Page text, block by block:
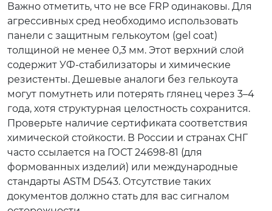
Важно отметить, что не все FRP одинаковы. Для
агрессивных сред необходимо использовать
панели с защитным гелькоутом (gel coat)
толщиной не менее 0,3 мм. Этот верхний слой
содержит УФ-стабилизаторы и химические
резистенты. Дешевые аналоги без гелькоута
могут помутнеть или потерять глянец через 3–4
года, хотя структурная целостность сохранится.
Проверьте наличие сертификата соответствия
химической стойкости. В России и странах СНГ
часто ссылается на ГОСТ 24698-81 (для
формованных изделий) или международные
стандарты ASTM D543. Отсутствие таких
документов должно стать для вас сигналом